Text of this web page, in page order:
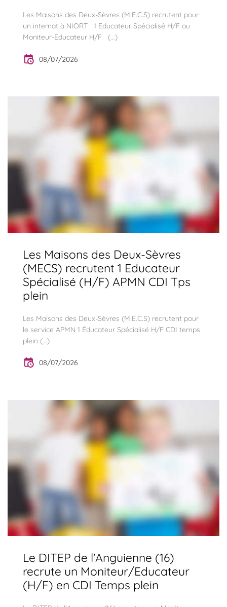
Les Maisons des Deux-Sèvres (M.E.C.S) recrutent pour
un internat à NIORT 1 Educateur Spécialisé H/F ou
Moniteur-Educateur H/F (...)
08/07/2026
Les Maisons des Deux-Sèvres
(MECS) recrutent 1 Educateur
Spécialisé (H/F) APMN CDI Tps
plein
Les Maisons des Deux-Sèvres (M.E.C.S) recrutent pour
le service APMN 1 Éducateur Spécialisé H/F CDI temps
plein (...)
08/07/2026
Le DITEP de l'Anguienne (16)
recrute un Moniteur/Educateur
(H/F) en CDI Temps plein